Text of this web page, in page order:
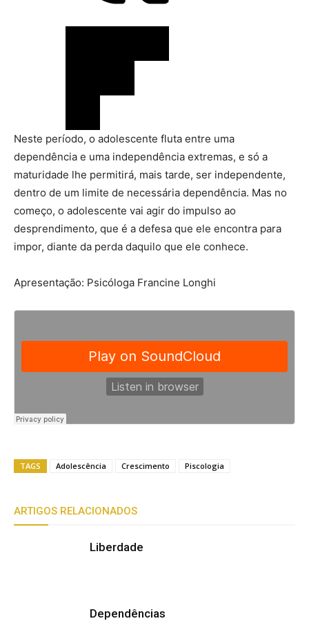
Neste período, o adolescente fluta entre uma
dependência e uma independência extremas, e só a
maturidade lhe permitirá, mais tarde, ser independente,
dentro de um limite de necessária dependência. Mas no
começo, o adolescente vai agir do impulso ao
desprendimento, que é a defesa que ele encontra para
impor, diante da perda daquilo que ele conhece.
Apresentação: Psicóloga Francine Longhi
TAGS Adolescência Crescimento Piscologia
ARTIGOS RELACIONADOS
Liberdade
Dependências